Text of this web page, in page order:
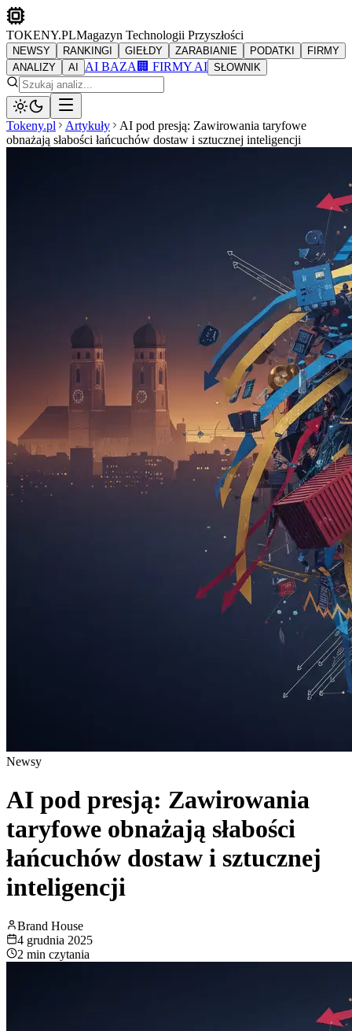
TOKENY.PLMagazyn Technologii Przyszłości
NEWSY RANKINGI GIEŁDY ZARABIANIE PODATKI
FIRMY
ANALIZY
AI AI BAZA 🏢 FIRMY AI SŁOWNIK
Tokeny.pl Artykuły
AI pod presją: Zawirowania taryfowe
obnażają słabości łańcuchów dostaw i sztucznej inteligencji
Newsy
AI pod presją: Zawirowania
taryfowe obnażają słabości
łańcuchów dostaw i sztucznej
inteligencji
Brand House
4 grudnia 2025
2 min czytania